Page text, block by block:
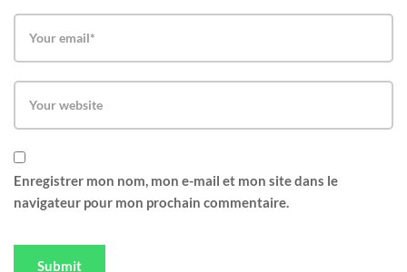
Enregistrer mon nom, mon e-mail et mon site dans le
navigateur pour mon prochain commentaire.